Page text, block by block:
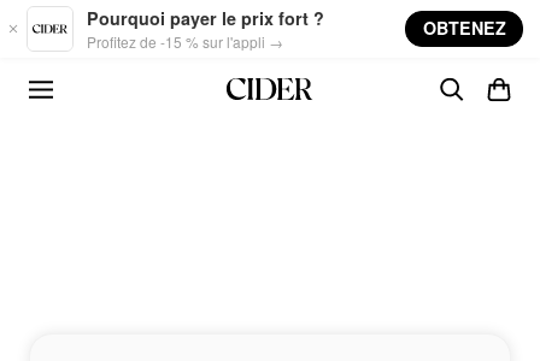
Skip to main content
Pourquoi payer le prix fort ?
Profitez de -15 % sur l'appli →
OBTENEZ